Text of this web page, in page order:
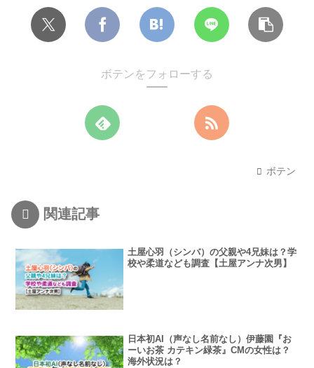
ボテンをフォローする
ボテン
関連記事
土屋心羽（シンバ）の父親や4兄妹は？学
校や柔道なども調査【土屋アンナ次男】
日本初AI（声なし名前なし）伊藤園『お
ーいお茶 カテキン緑茶』CMの女性は？
海外状況は？